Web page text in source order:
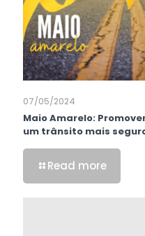
07/05/2024
Maio Amarelo:
um trânsito mais
Read more